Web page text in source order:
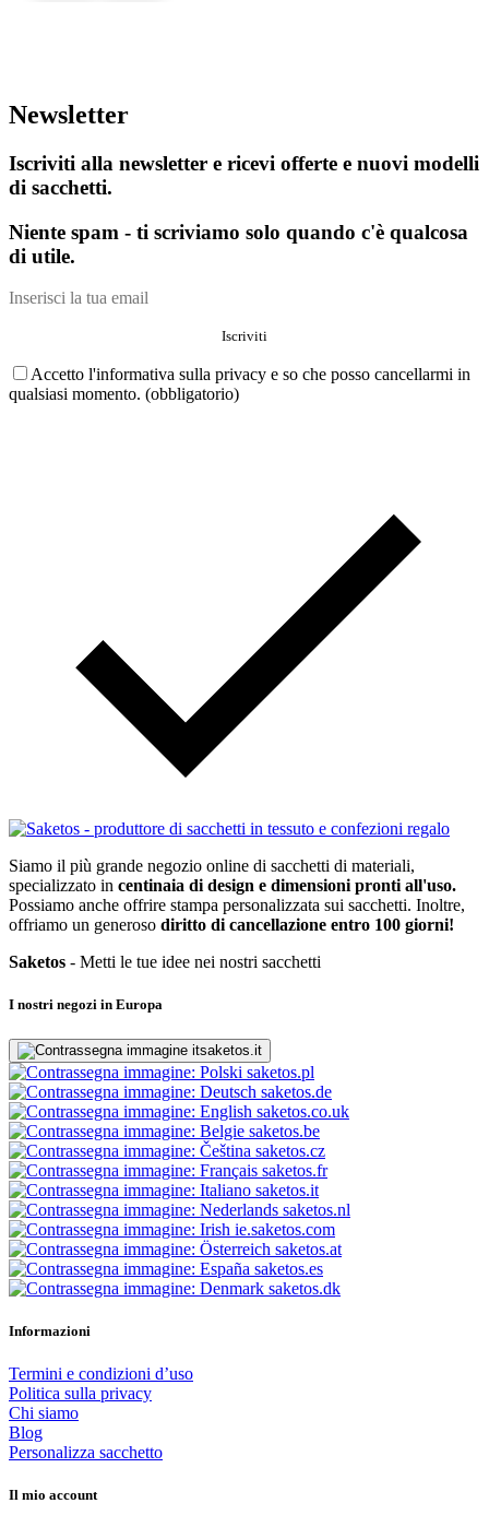
Newsletter
Iscriviti alla newsletter e ricevi offerte e nuovi modelli
di sacchetti.
Niente spam - ti scriviamo solo quando c'è qualcosa
di utile.
Accetto l'informativa sulla privacy e so che posso cancellarmi in
qualsiasi momento. (obbligatorio)
Siamo il più grande negozio online di sacchetti di materiali,
specializzato in centinaia di design e dimensioni pronti all'uso.
Possiamo anche offrire stampa personalizzata sui sacchetti. Inoltre,
offriamo un generoso diritto di cancellazione entro 100 giorni!
Saketos - Metti le tue idee nei nostri sacchetti
I nostri negozi in Europa
saketos.it
saketos.pl
saketos.de
saketos.co.uk
saketos.be
saketos.cz
saketos.fr
saketos.it
saketos.nl
ie.saketos.com
saketos.at
saketos.es
saketos.dk
Informazioni
Termini e condizioni d’uso
Politica sulla privacy
Chi siamo
Blog
Personalizza sacchetto
Il mio account